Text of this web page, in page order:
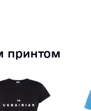
принтом